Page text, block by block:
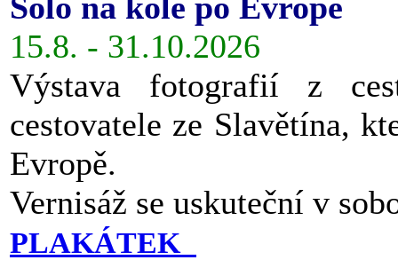
15.8. - 31.10.2026
Výstava fotografií z
cestovatele ze Slavětína,
Evropě.
Vernisáž se uskuteční v
PLAKÁTEK